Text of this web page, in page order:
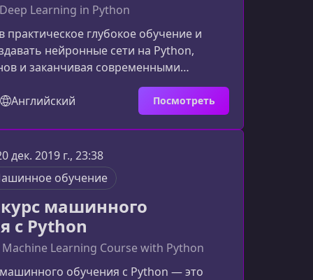
Learning in Python
практическое глубокое обучение и
нейронные сети на Python,
и заканчивая современными
моделей. Этот материал
разбираться в том, как
модели «под капотом» и как
реальных проектах.Что вы узнаете на
создан для тех, кто хочет глубже
глубокого обучения и научиться
реализовывать мод
Английский Посмотреть
дек. 2019 г., 23:38
обучение
машинного
с Python
Learning Course with Python
обучения с Python — это